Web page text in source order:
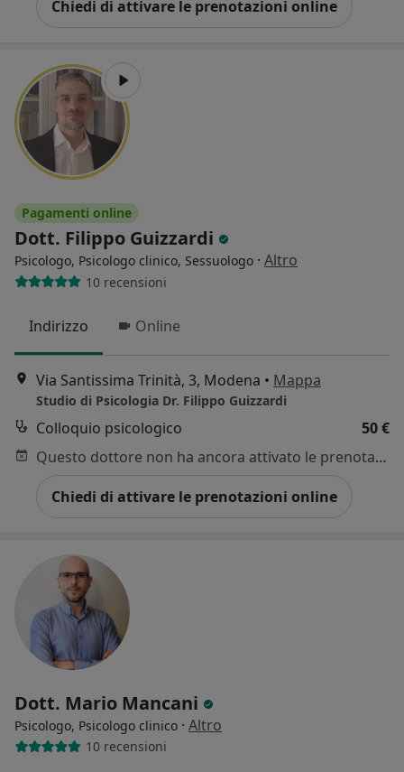
Chiedi di attivare le prenotazioni online
Pagamenti online
Dott. Filippo Guizzardi
Psicologo, Psicologo clinico, Sessuologo · Altro
10 recensioni
Indirizzo Online
Via Santissima Trinità, 3, Modena • Mappa
Studio di Psicologia Dr. Filippo Guizzardi
Colloquio psicologico
50 €
Questo dottore non ha ancora attivato le prenotazioni online presso questo indirizzo.
Chiedi di attivare le prenotazioni online
Dott. Mario Mancani
Psicologo, Psicologo clinico · Altro
10 recensioni